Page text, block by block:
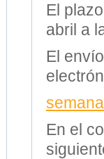
El
abril a
El
En el